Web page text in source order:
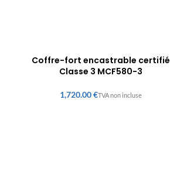
Coffre-fort encastrable certifié
Classe 3 MCF580-3
€